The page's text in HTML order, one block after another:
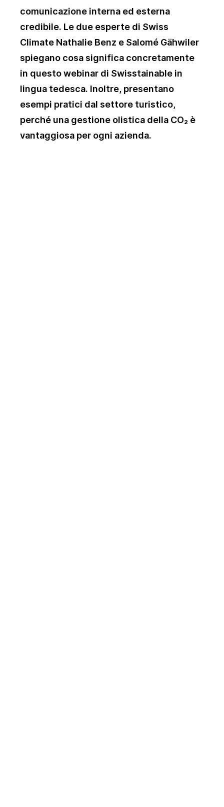
comunicazione interna ed esterna
credibile. Le due esperte di Swiss
Climate Nathalie Benz e Salomé Gähwiler
spiegano cosa significa concretamente
in questo webinar di Swisstainable in
lingua tedesca. Inoltre, presentano
esempi pratici dal settore turistico,
perché una gestione olistica della CO₂ è
vantaggiosa per ogni azienda.